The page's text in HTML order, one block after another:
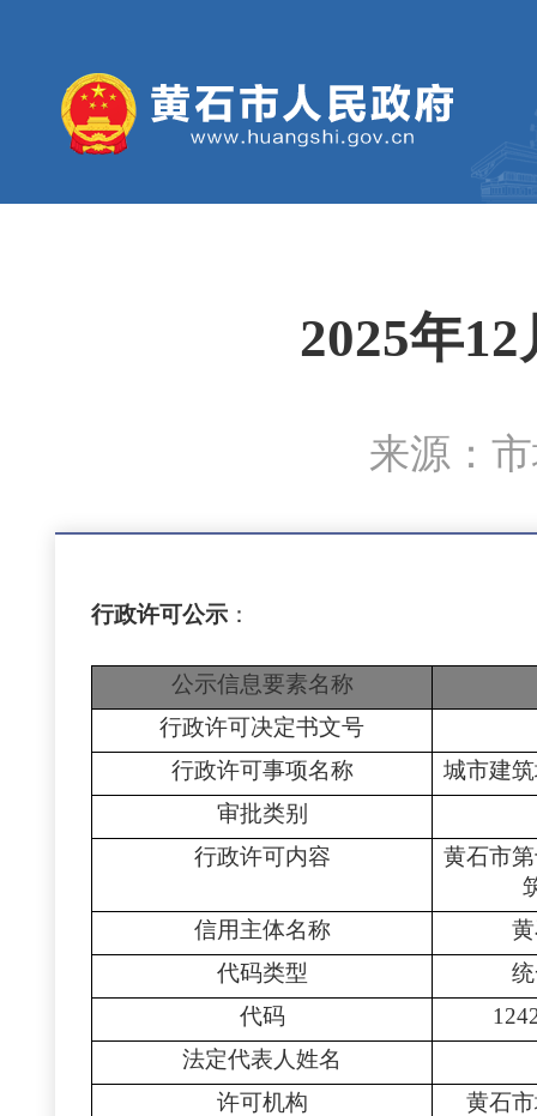
2025年
来源：
行政许可公示 ：
公示信息要素名称
行政许可决定书文号
行政许可事项名称
城市建
审批类别
行政许可内容
黄石市
信用主体名称
代码类型
代码
法定代表人姓名
许可机构
黄石